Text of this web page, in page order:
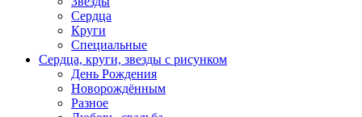
Сердца
Круги
Специальные
Сердца, круги, звезды с рисунком
День Рождения
Новорождённым
Разное